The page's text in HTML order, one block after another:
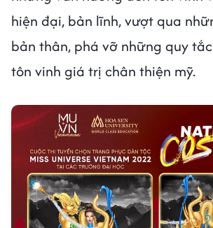
hiện đại, bản lĩnh, vượt qua
bản thân, phá vỡ những quy
tôn vinh giá trị chân thiện mỹ.